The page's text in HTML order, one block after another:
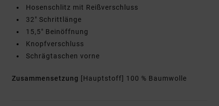
Hosenschlitz mit Reißverschluss
32" Schrittlänge
15,5" Beinöffnung
Knopfverschluss
Schrägtaschen vorne
Zusammensetzung [Hauptstoff] 100 % Baumwolle